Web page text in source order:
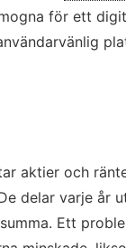
för ett
aktier och
delar varje år
Ett